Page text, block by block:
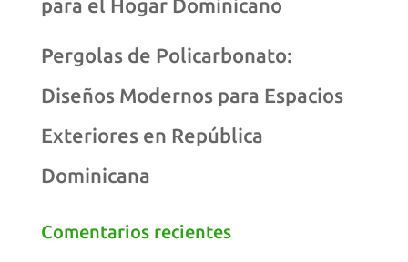
para el Hogar Dominicano
Pergolas de Policarbonato:
Diseños Modernos para Espacios
Exteriores en República
Dominicana
Comentarios recientes